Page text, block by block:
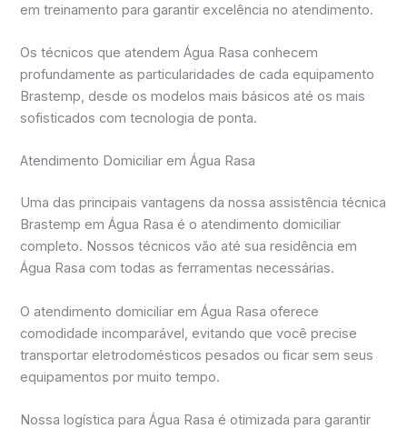
em treinamento para garantir excelência no atendimento.
Os técnicos que atendem Água Rasa conhecem
profundamente as particularidades de cada equipamento
Brastemp, desde os modelos mais básicos até os mais
sofisticados com tecnologia de ponta.
Atendimento Domiciliar em Água Rasa
Uma das principais vantagens da nossa assistência técnica
Brastemp em Água Rasa é o atendimento domiciliar
completo. Nossos técnicos vão até sua residência em
Água Rasa com todas as ferramentas necessárias.
O atendimento domiciliar em Água Rasa oferece
comodidade incomparável, evitando que você precise
transportar eletrodomésticos pesados ou ficar sem seus
equipamentos por muito tempo.
Nossa logística para Água Rasa é otimizada para garantir